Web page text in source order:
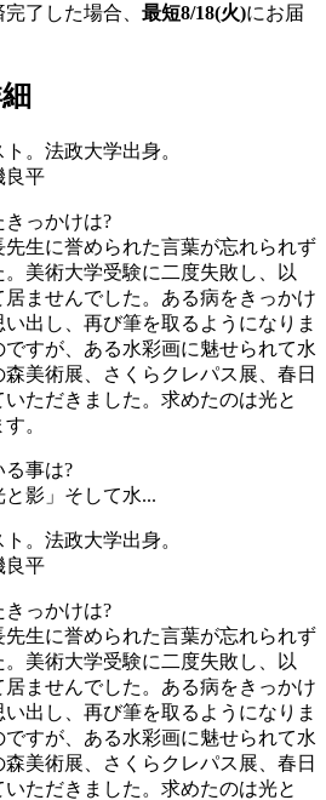
了した場合、 最短8/18(火)にお届
。法政大学出身。
良平
っかけは?
生に誉められた言葉が忘れられず
美術大学受験に二度失敗し、以
ませんでした。ある病をきっかけ
出し、再び筆を取るようになりま
すが、ある水彩画に魅せられて水
美術展、さくらクレパス展、春日
ただきました。求めたのは光と
。
る事は?
影」そして水...
。法政大学出身。
良平
っかけは?
生に誉められた言葉が忘れられず
美術大学受験に二度失敗し、以
ませんでした。ある病をきっかけ
出し、再び筆を取るようになりま
すが、ある水彩画に魅せられて水
美術展、さくらクレパス展、春日
ただきました。求めたのは光と